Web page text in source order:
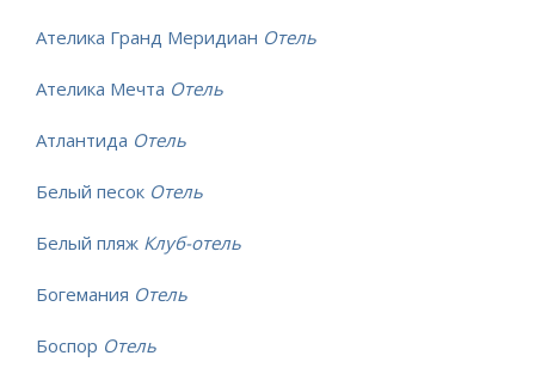
Ателика Гранд Меридиан Отель
Ателика Мечта Отель
Атлантида Отель
Белый песок Отель
Белый пляж Клуб-отель
Богемания Отель
Боспор Отель